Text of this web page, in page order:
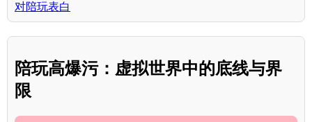
对陪玩表白
陪玩高爆污：虚拟世界中的底线与界
限